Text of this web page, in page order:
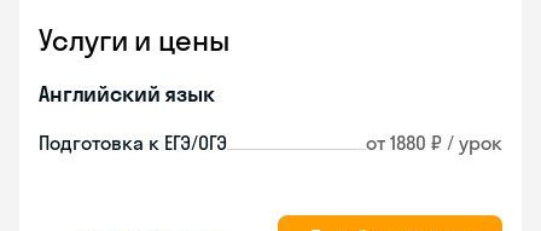
Услуги и цены
Английский язык
Подготовка к ЕГЭ/ОГЭ от 1880 ₽ / урок